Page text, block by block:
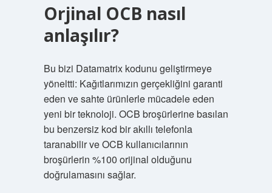
Orjinal OCB nasıl
anlaşılır?
Bu bizi Datamatrix kodunu geliştirmeye
yöneltti: Kağıtlarımızın gerçekliğini garanti
eden ve sahte ürünlerle mücadele eden
yeni bir teknoloji. OCB broşürlerine basılan
bu benzersiz kod bir akıllı telefonla
taranabilir ve OCB kullanıcılarının
broşürlerin %100 orijinal olduğunu
doğrulamasını sağlar.